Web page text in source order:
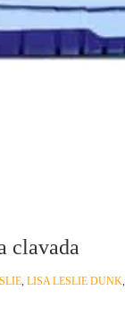
clavada
, LISA LESLIE DUNK,